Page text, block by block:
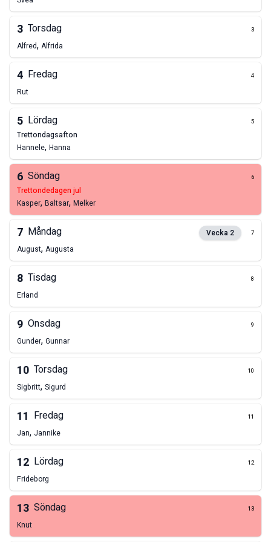
3 Torsdag 3
Alfred, Alfrida
4 Fredag 4
Rut
5 Lördag 5
trettondagsafton
Hannele, Hanna
6 Söndag 6
trettondedagen jul
Kasper, Baltsar, Melker
7 Måndag Vecka 2 7
August, Augusta
8 Tisdag 8
Erland
9 Onsdag 9
Gunder, Gunnar
10 Torsdag 10
Sigbritt, Sigurd
11 Fredag 11
Jan, Jannike
12 Lördag 12
Frideborg
13 Söndag 13
Knut